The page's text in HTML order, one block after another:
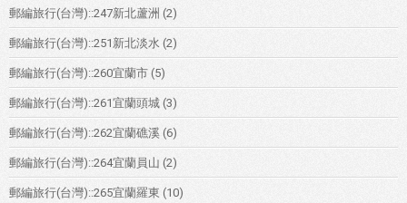
郵編旅行(台灣)::247新北蘆洲 (2)
郵編旅行(台灣)::251新北淡水 (2)
郵編旅行(台灣)::260宜蘭市 (5)
郵編旅行(台灣)::261宜蘭頭城 (3)
郵編旅行(台灣)::262宜蘭礁溪 (6)
郵編旅行(台灣)::264宜蘭員山 (2)
郵編旅行(台灣)::265宜蘭羅東 (10)